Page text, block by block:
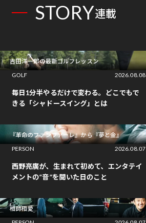
STORY連載
吉田洋一郎の最新ゴルフレッスン
GOLF
2026.08.08
毎日1分半やるだけで変わる。どこでもで
きる「シャドースイング」とは
『革命のファンファーレ』から『夢と金』
PERSON
2026.08.07
西野亮廣が、生まれて初めて、エンタテイ
メントの“音”を聞いた日のこと
相師相愛